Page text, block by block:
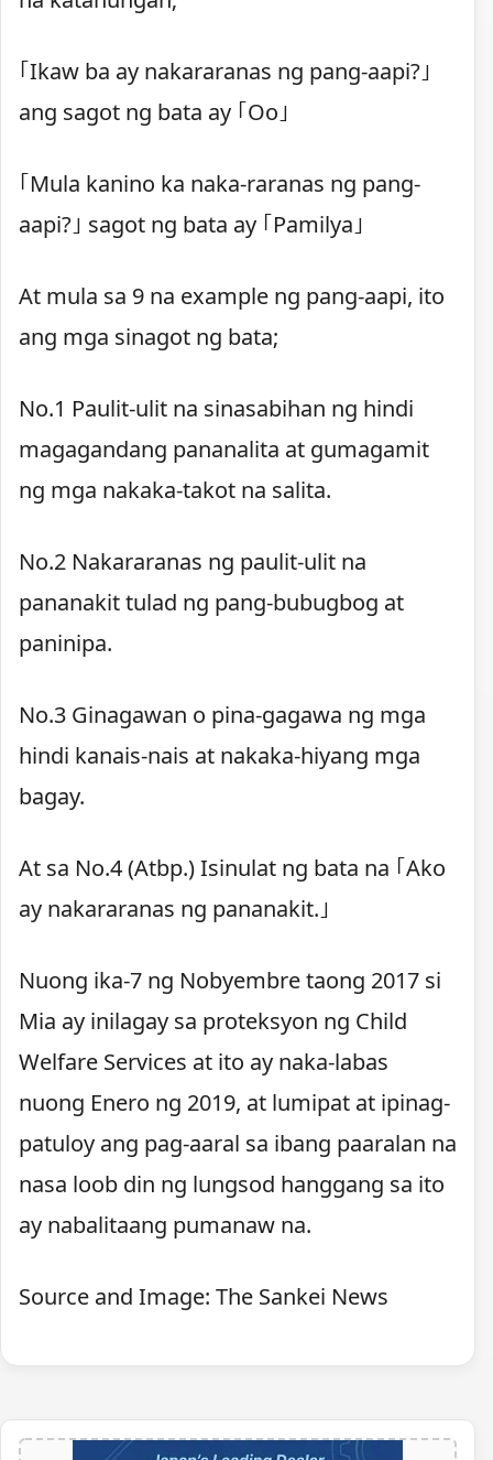
｢Ikaw ba ay nakararanas ng pang-aapi?｣
ang sagot ng bata ay ｢Oo｣
｢Mula kanino ka naka-raranas ng pang-
aapi?｣ sagot ng bata ay ｢Pamilya｣
At mula sa 9 na example ng pang-aapi, ito
ang mga sinagot ng bata;
No.1 Paulit-ulit na sinasabihan ng hindi
magagandang pananalita at gumagamit
ng mga nakaka-takot na salita.
No.2 Nakararanas ng paulit-ulit na
pananakit tulad ng pang-bubugbog at
paninipa.
No.3 Ginagawan o pina-gagawa ng mga
hindi kanais-nais at nakaka-hiyang mga
bagay.
At sa No.4 (Atbp.) Isinulat ng bata na ｢Ako
ay nakararanas ng pananakit.｣
Nuong ika-7 ng Nobyembre taong 2017 si
Mia ay inilagay sa proteksyon ng Child
Welfare Services at ito ay naka-labas
nuong Enero ng 2019, at lumipat at ipinag-
patuloy ang pag-aaral sa ibang paaralan na
nasa loob din ng lungsod hanggang sa ito
ay nabalitaang pumanaw na.
Source and Image: The Sankei News